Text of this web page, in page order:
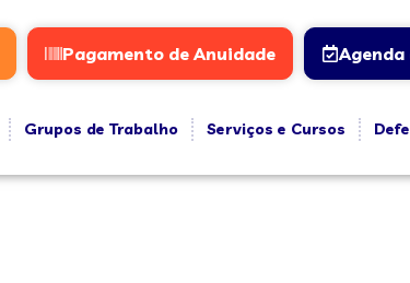
Pagamento de Anuidade Agenda
Grupos de Trabalho Serviços e Cursos